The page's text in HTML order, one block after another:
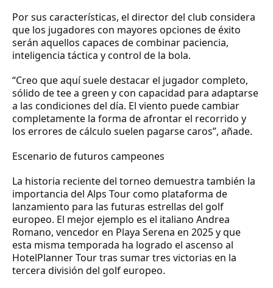
Por sus características, el director del club considera
que los jugadores con mayores opciones de éxito
serán aquellos capaces de combinar paciencia,
inteligencia táctica y control de la bola.
“Creo que aquí suele destacar el jugador completo,
sólido de tee a green y con capacidad para adaptarse
a las condiciones del día. El viento puede cambiar
completamente la forma de afrontar el recorrido y
los errores de cálculo suelen pagarse caros”, añade.
Escenario de futuros campeones
La historia reciente del torneo demuestra también la
importancia del Alps Tour como plataforma de
lanzamiento para las futuras estrellas del golf
europeo. El mejor ejemplo es el italiano Andrea
Romano, vencedor en Playa Serena en 2025 y que
esta misma temporada ha logrado el ascenso al
HotelPlanner Tour tras sumar tres victorias en la
tercera división del golf europeo.